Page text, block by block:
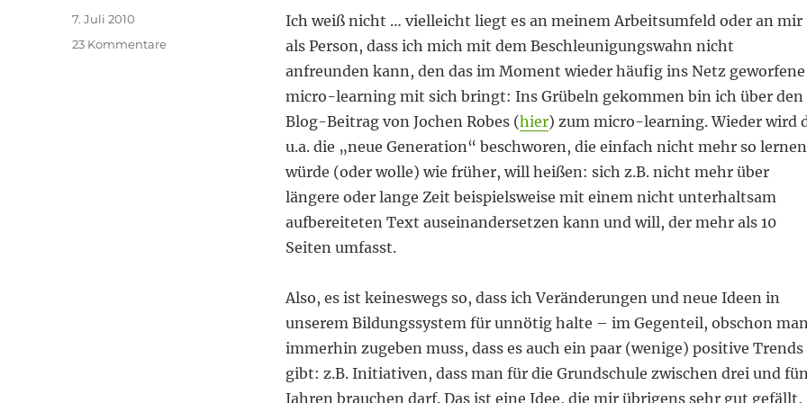
Ich weiß nicht … vielleicht liegt es an meinem Arbeitsumfeld oder an mir
als Person, dass ich mich mit dem Beschleunigungswahn nicht
anfreunden kann, den das im Moment wieder häufig ins Netz geworfene
micro-learning mit sich bringt: Ins Grübeln gekommen bin ich über den
Blog-Beitrag von Jochen Robes (hier) zum micro-learning. Wieder wird
u.a. die „neue Generation“ beschworen, die einfach nicht mehr so lernen
würde (oder wolle) wie früher, will heißen: sich z.B. nicht mehr über
längere oder lange Zeit beispielsweise mit einem nicht unterhaltsam
aufbereiteten Text auseinandersetzen kann und will, der mehr als 10
Seiten umfasst.
Also, es ist keineswegs so, dass ich Veränderungen und neue Ideen in
unserem Bildungssystem für unnötig halte – im Gegenteil, obschon man
immerhin zugeben muss, dass es auch ein paar (wenige) positive Trends
gibt: z.B. Initiativen, dass man für die Grundschule zwischen drei und
Jahren brauchen darf. Das ist eine Idee, die mir übrigens sehr gut gefällt,
Veröffentlicht
7. Juli 2010
23 Kommentarezu